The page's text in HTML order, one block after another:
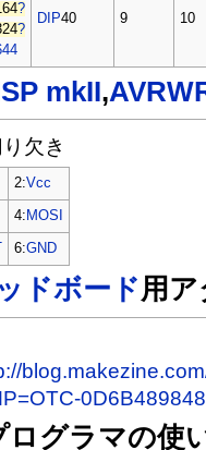
?
?
DIP40 9 10
mkII,
欠き
2:Vcc
4: MOSI
6:GND
ドボード用
ログラマの使